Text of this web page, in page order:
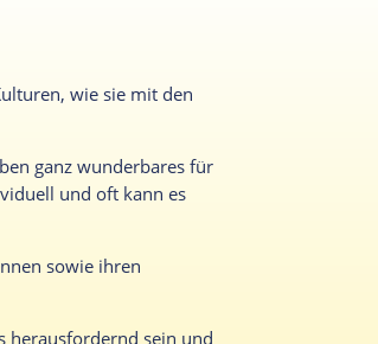
wie sie mit den
ganz wunderbares für
und oft kann es
sowie ihren
herausfordernd sein und